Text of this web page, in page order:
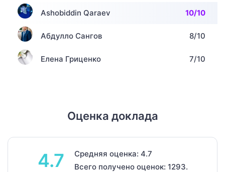
Ashobiddin Qaraev 10/10
Абдулло Сангов 8/10
Елена Гриценко 7/10
Оценка доклада
4.7
Средняя оценка: 4.7
Всего получено оценок: 1293.